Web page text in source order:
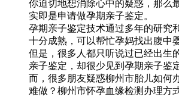
你迫切地想消除心中的疑惑，那么
实即是申请做孕期亲子鉴定。
孕期亲子鉴定技术通过多年的研究
十分成熟，可以帮忙孕妈找出腹中
但是，很多人都只听说过已经出生
亲子鉴定，却很少见到孕期亲子鉴
而，很多朋友疑惑柳州市胎儿如何
难做？柳州市怀孕血缘检测办理方